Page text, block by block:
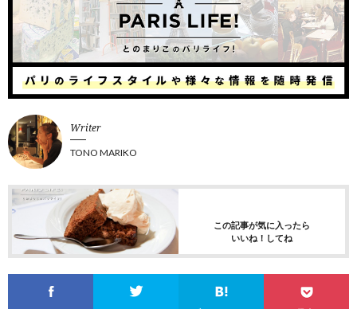
Writer
TONO MARIKO
この記事が気に入ったら
いいね！してね